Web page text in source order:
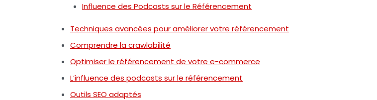
Influence des Podcasts sur le Référencement
Techniques avancées pour améliorer votre référencement
Comprendre la crawlabilité
Optimiser le référencement de votre e-commerce
L’influence des podcasts sur le référencement
Outils SEO adaptés